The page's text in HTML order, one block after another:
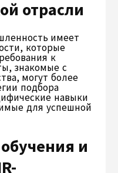
отрасли
имеет
которые
к
знакомые с
могут более
подбора
навыки
для успешной
и